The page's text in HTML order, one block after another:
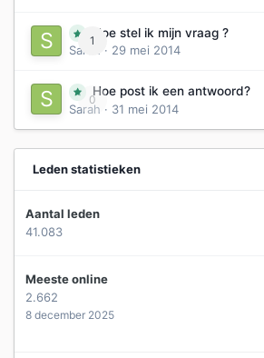
1
Hoe stel ik mijn vraag ?
Sarah
· 29 mei 2014
0
Hoe post ik een antwoord?
Sarah · 31 mei 2014
Leden statistieken
Aantal leden
41.083
Meeste online
2.662
8 december 2025